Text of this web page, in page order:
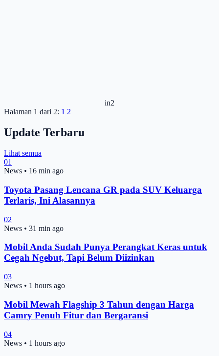
in2
Halaman 1 dari 2: 1 2
Update Terbaru
Lihat semua
01
News • 16 min ago
Toyota Pasang Lencana GR pada SUV Keluarga
Terlaris, Ini Alasannya
02
News • 31 min ago
Mobil Anda Sudah Punya Perangkat Keras untuk
Cegah Ngebut, Tapi Belum Diizinkan
03
News • 1 hours ago
Mobil Mewah Flagship 3 Tahun dengan Harga
Camry Penuh Fitur dan Bergaransi
04
News • 1 hours ago